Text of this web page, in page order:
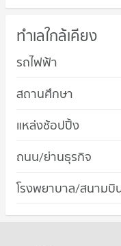
ทำเลใกล้เคียง
รถไฟฟ้า
สถานศึกษา
คอนโด รร.ธัญบุรี
คอนโดให้เช่า รร.ธัญบุรี
ขายคอนโด รร.ธัญบุรี
แหล่งช้อปปิ้ง
คอนโด บิ๊กซี เอ็กซ์ตร้า รั
คอนโดให้เช่า บิ๊กซี เอ็กซ์ตร้า
ถนน/ย่านธุรกิจ
คอนโด ลำลูกกา ปทุมธา
คอนโดให้เช่า ลำลูกกา ปทุม
โรงพยาบาล/สนามบิ
คอนโด รพ.แพทย์รังสิต